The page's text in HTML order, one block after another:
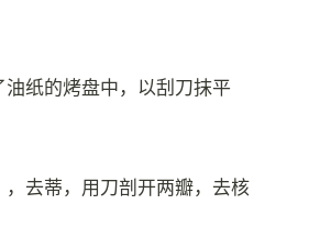
纸的烤盘中，以刮刀抹平
去蒂，用刀剖开两瓣，去核